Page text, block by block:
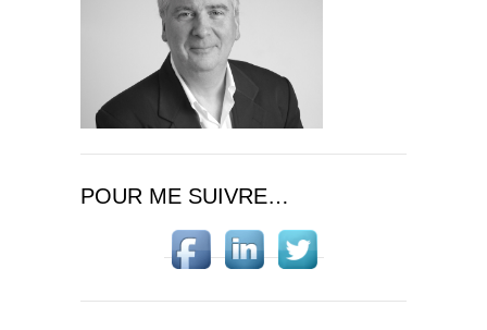
POUR ME SUIVRE…